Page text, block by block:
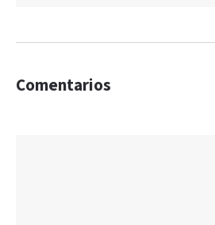
Comentarios